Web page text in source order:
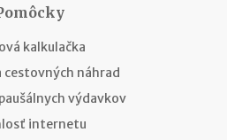
kalkulačka
cestovných náhrad
výdavkov
internetu